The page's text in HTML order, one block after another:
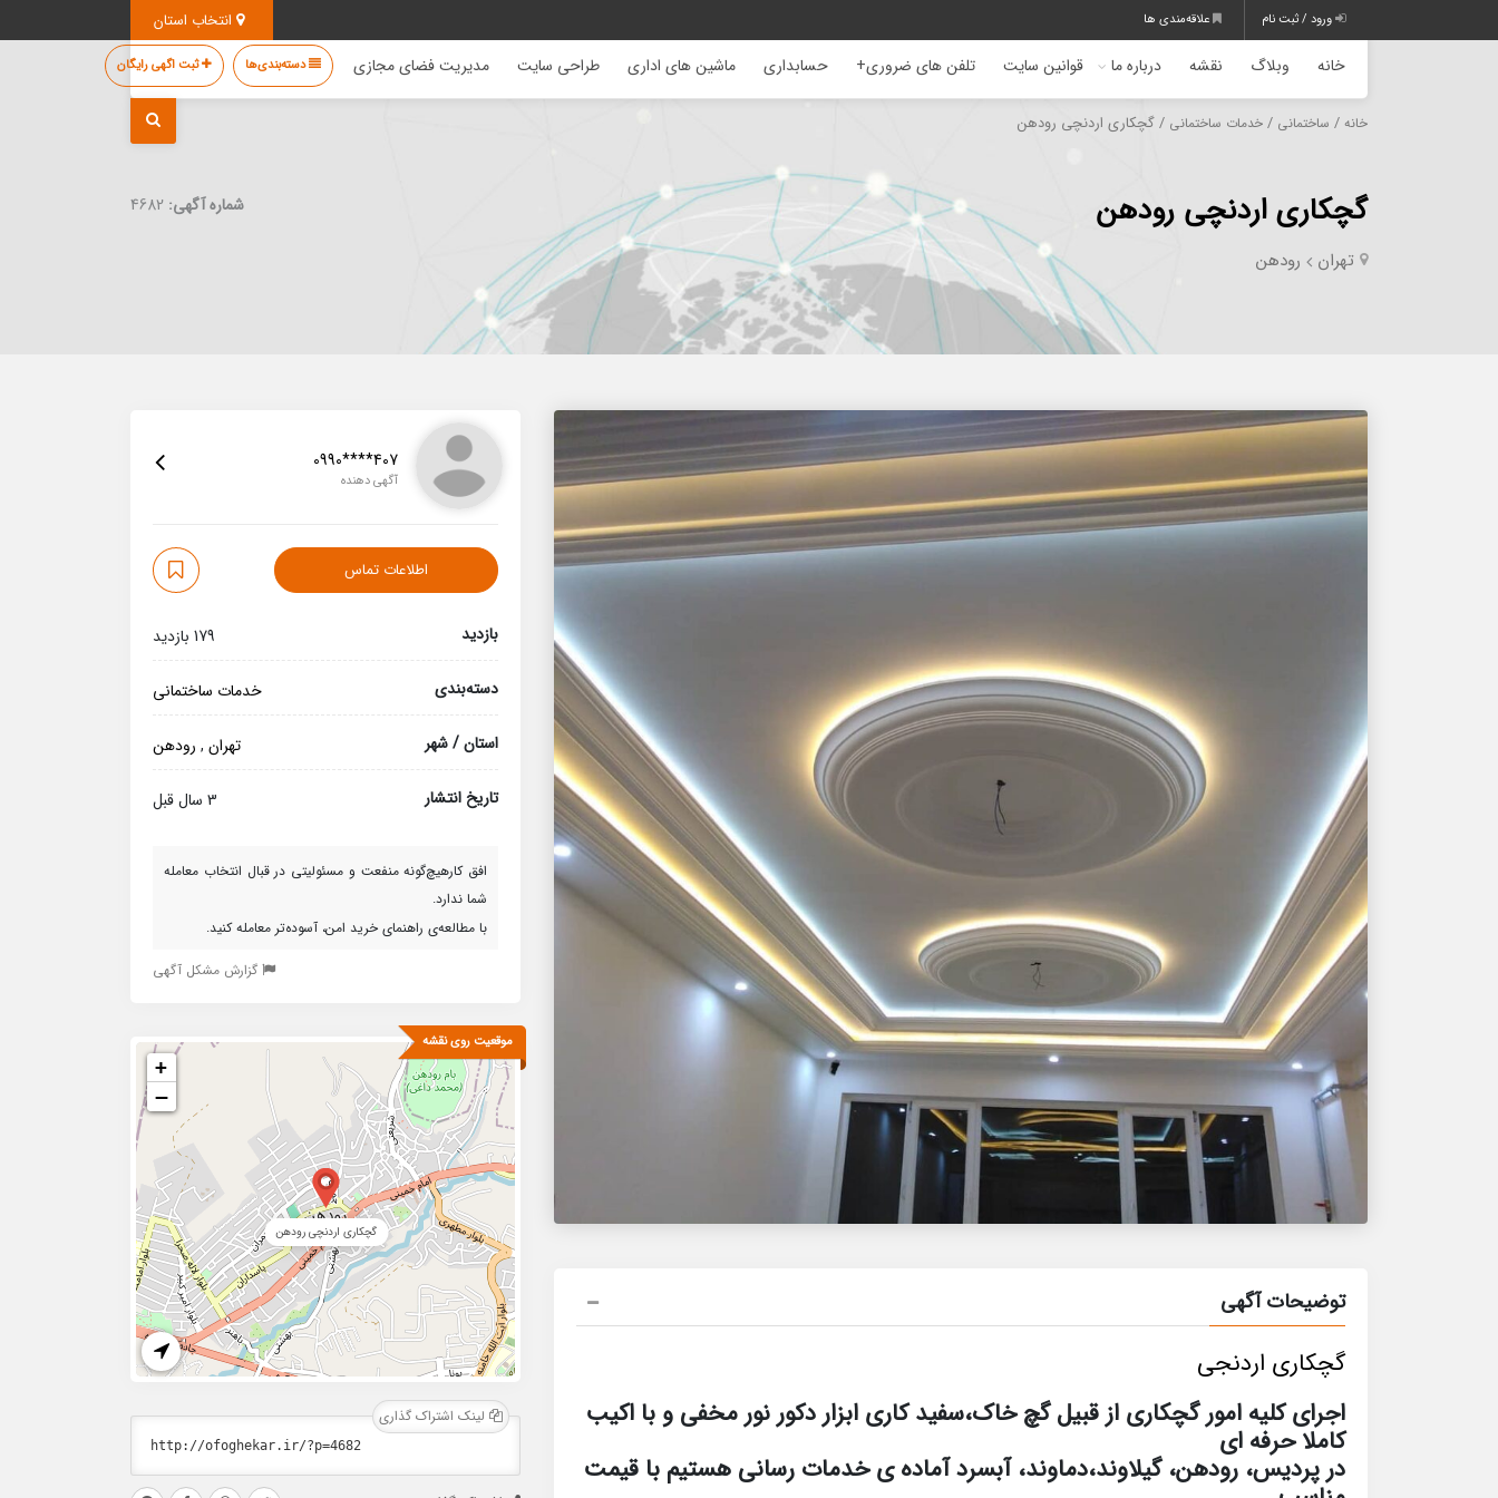
ورود / ثبت نام علاقه‌مندی ها
خانه وبلاگ نقشه درباره ما قوانین سایت تلفن های ضروری+ حسابداری ماشین های اداری طراحی سایت مدیریت فضای مجازی دسته‌بندی‌ها ثبت اگهی رایگان
خانه / ساختمانی / خدمات ساختمانی / گچکاری اردنچی رودهن
گچکاری اردنچی رودهن
تهران رودهن
شماره آگهی: 4682
توضیحات آگهی
گچکاری اردنجی
اجرای کلیه امور گچکاری از قبیل گچ خاک،سفید کاری ابزار دکور نور مخفی و با اکیب
کاملا حرفه ای
در پردیس، رودهن، گیلاوند،دماوند، آبسرد آماده ی خدمات رسانی هستیم با قیمت
0990****407
آگهی دهنده
اطلاعات تماس
بازدید 179 بازدید
دسته‌بندی خدمات ساختمانی
استان / شهر تهران , رودهن
تاریخ انتشار 3 سال قبل
افق کارهیچ‌گونه منفعت و مسئولیتی در قبال انتخاب معامله
شما ندارد.
با مطالعه‌ی راهنمای خرید امن، آسوده‌تر معامله کنید.
گزارش مشکل آگهی
موقعیت روی نقشه
گچکاری اردنچی رودهن
+
−
لینک اشتراک گذاری